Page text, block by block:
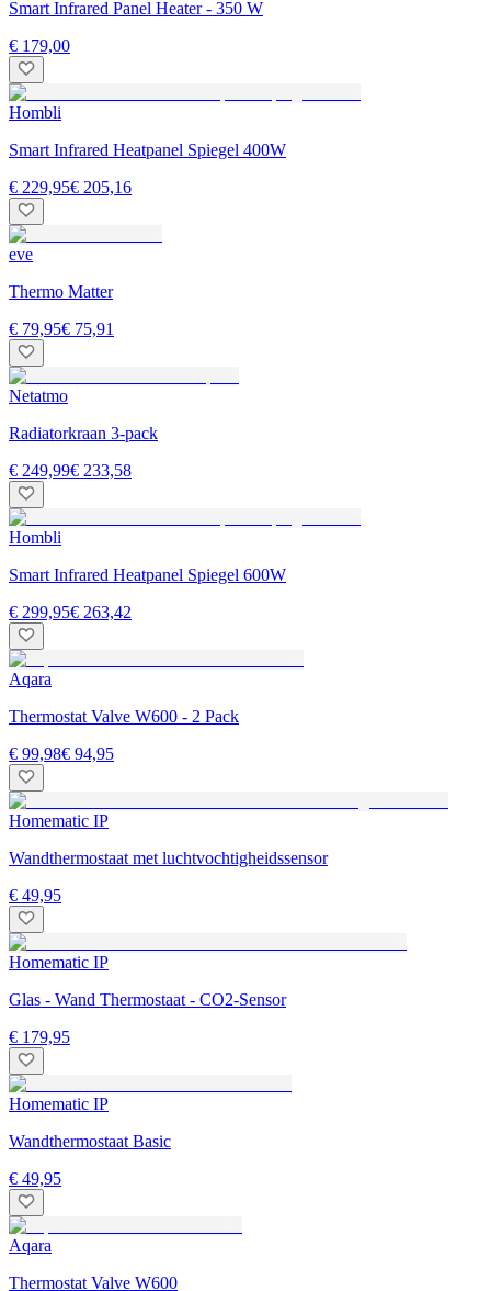
Smart Infrared Panel Heater - 350 W
€ 179,00
Hombli
Smart Infrared Heatpanel Spiegel 400W
€ 229,95€ 205,16
eve
Thermo Matter
€ 79,95€ 75,91
Netatmo
Radiatorkraan 3-pack
€ 249,99€ 233,58
Hombli
Smart Infrared Heatpanel Spiegel 600W
€ 299,95€ 263,42
Aqara
Thermostat Valve W600 - 2 Pack
€ 99,98€ 94,95
Homematic IP
Wandthermostaat met luchtvochtigheidssensor
€ 49,95
Homematic IP
Glas - Wand Thermostaat - CO2-Sensor
€ 179,95
Homematic IP
Wandthermostaat Basic
€ 49,95
Aqara
Thermostat Valve W600